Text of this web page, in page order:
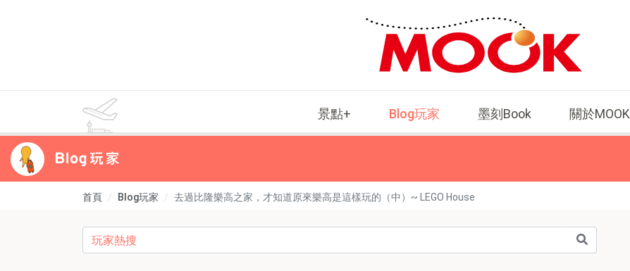
景點+ Blog玩家 墨刻Book 關於MOOK
首頁 Blog玩家 去過比隆樂高之家，才知道原來樂高是這樣玩的（中）~ LEGO House